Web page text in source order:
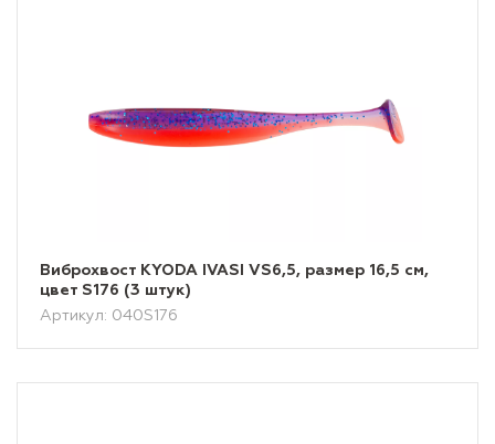
Виброхвост KYODA IVASI VS6,5, размер 16,5 см,
цвет S176 (3 штук)
Артикул: 040S176